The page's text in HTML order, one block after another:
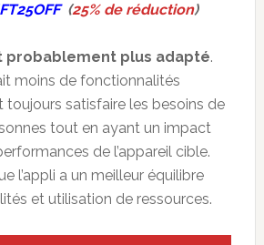
(25% de réduction)
probablement plus adapté.
moins de fonctionnalités
toujours satisfaire les besoins de
tout en ayant un impact
de l’appareil cible.
l’appli a un meilleur équilibre
et utilisation de ressources.